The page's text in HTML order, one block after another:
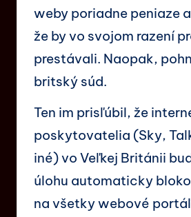
weby poriadne peniaze
že by vo svojom razení
prestávali. Naopak,
britský súd.
Ten im prisľúbil, že
poskytovatelia (Sky,
iné) vo Veľkej Británii
úlohu automaticky
na všetky webové